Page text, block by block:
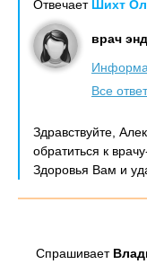
Отвечает Шихт
врач
Все
Здравствуйте,
обратиться к
Здоровья Вам и
Спрашивает